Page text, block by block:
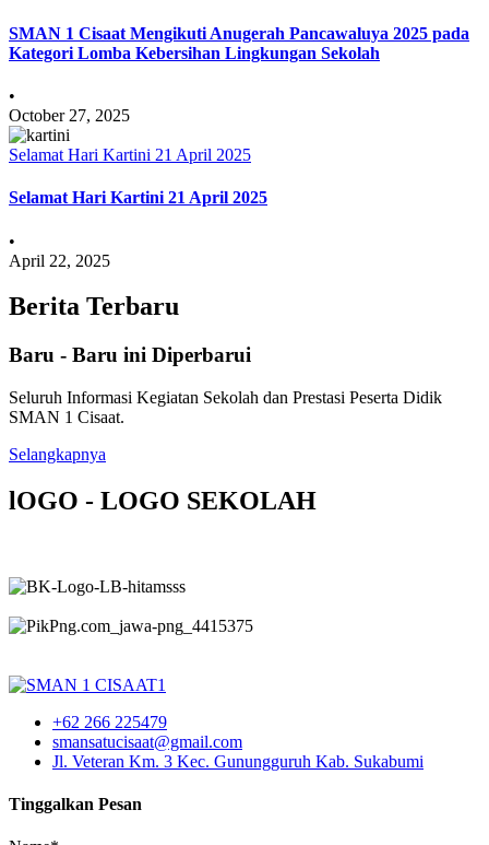
SMAN 1 Cisaat Mengikuti Anugerah Pancawaluya 2025 pada
Kategori Lomba Kebersihan Lingkungan Sekolah
•
October 27, 2025
Selamat Hari Kartini 21 April 2025
Selamat Hari Kartini 21 April 2025
•
April 22, 2025
Berita Terbaru
Baru - Baru ini Diperbarui
Seluruh Informasi Kegiatan Sekolah dan Prestasi Peserta Didik
SMAN 1 Cisaat.
Selangkapnya
lOGO - LOGO SEKOLAH
+62 266 225479
smansatucisaat@gmail.com
Jl. Veteran Km. 3 Kec. Gunungguruh Kab. Sukabumi
Tinggalkan Pesan